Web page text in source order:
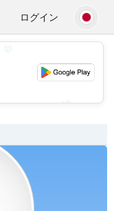
ログイン
💕